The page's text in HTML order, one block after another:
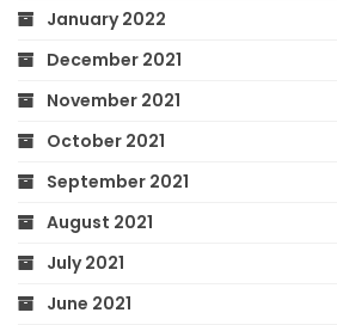
January 2022
December 2021
November 2021
October 2021
September 2021
August 2021
July 2021
June 2021